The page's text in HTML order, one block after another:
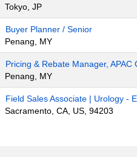
Tokyo, JP
Buyer Planner / Senior
Penang, MY
Pricing & Rebate Manager, APAC
Penang, MY
Field Sales Associate | Urology -
Sacramento, CA, US, 94203